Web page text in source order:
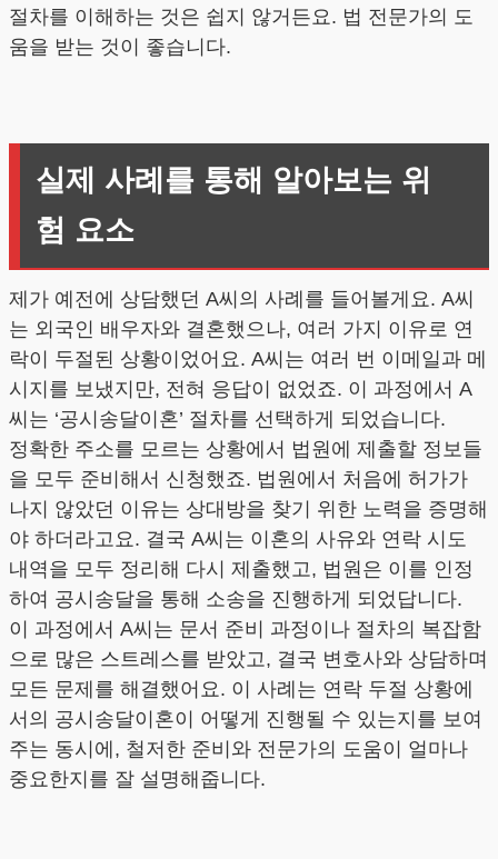
절차를 이해하는 것은 쉽지 않거든요. 법 전문가의 도
움을 받는 것이 좋습니다.
실제 사례를 통해 알아보는 위
험 요소
제가 예전에 상담했던 A씨의 사례를 들어볼게요. A씨
는 외국인 배우자와 결혼했으나, 여러 가지 이유로 연
락이 두절된 상황이었어요. A씨는 여러 번 이메일과 메
시지를 보냈지만, 전혀 응답이 없었죠. 이 과정에서 A
씨는 ‘공시송달이혼’ 절차를 선택하게 되었습니다.
정확한 주소를 모르는 상황에서 법원에 제출할 정보들
을 모두 준비해서 신청했죠. 법원에서 처음에 허가가
나지 않았던 이유는 상대방을 찾기 위한 노력을 증명해
야 하더라고요. 결국 A씨는 이혼의 사유와 연락 시도
내역을 모두 정리해 다시 제출했고, 법원은 이를 인정
하여 공시송달을 통해 소송을 진행하게 되었답니다.
이 과정에서 A씨는 문서 준비 과정이나 절차의 복잡함
으로 많은 스트레스를 받았고, 결국 변호사와 상담하며
모든 문제를 해결했어요. 이 사례는 연락 두절 상황에
서의 공시송달이혼이 어떻게 진행될 수 있는지를 보여
주는 동시에, 철저한 준비와 전문가의 도움이 얼마나
중요한지를 잘 설명해줍니다.